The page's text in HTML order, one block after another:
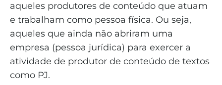
aqueles produtores de conteúdo que atuam
e trabalham como pessoa física. Ou seja,
aqueles que ainda não abriram uma
empresa (pessoa jurídica) para exercer a
atividade de produtor de conteúdo de textos
como PJ.